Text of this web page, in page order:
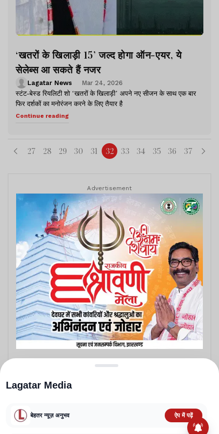
‘खतरों के खिलाड़ी 15’ जल्द होगा ऑन-एयर, ये
सेलेब्स आ सकते हैं नजर
Lagatar News
Mar 24, 2026
स्टंट-बेस्ड रियलिटी शो ‘खतरों के खिलाड़ी’ अपने नए सीजन के साथ एक बार
फिर दर्शकों का मनोरंजन करने के लिए तैयार है
Continue reading
27 28 29 30 31 32 33 34 35 36 37
Advertisement
Lagatar Media
बेहतर न्यूज़ अनुभव ऐप में पढ़ें